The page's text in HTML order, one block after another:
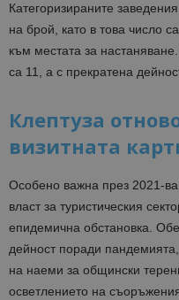
Категоризираните
на брой, като в това число
към местата за
са 11, а с прекратена
Клептуза
визитната
Особено важна през 2021-
власт за туристическия
епидемична обстановка.
дейност поради
на наеми за общински
осветлението на